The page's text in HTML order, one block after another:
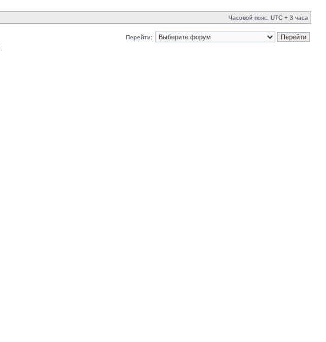
Часовой пояс: UTC + 3 часа
Перейти: